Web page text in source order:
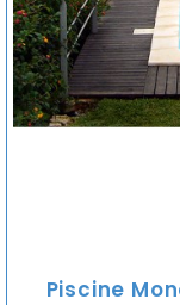
Piscine